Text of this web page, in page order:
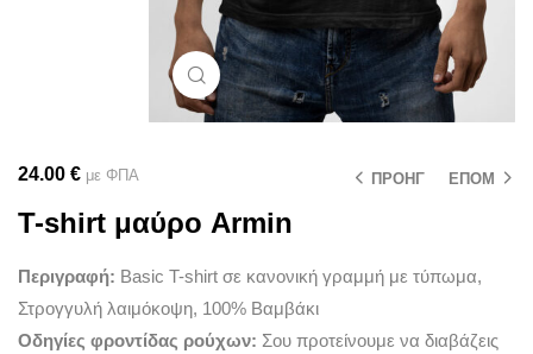
Μεγέθυνση
ΠΡΟΗΓ ΕΠΟΜ
24.00 € με ΦΠΑ
T-shirt μαύρο Armin
Περιγραφή: Basic T-shirt σε κανονική γραμμή με τύπωμα,
Στρογγυλή λαιμόκοψη, 100% Βαμβάκι
Οδηγίες φροντίδας ρούχων: Σου προτείνουμε να διαβάζεις